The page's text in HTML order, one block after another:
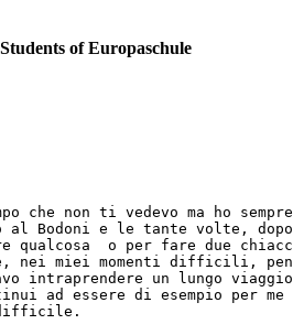
of Europaschule
che non ti vedevo ma ho
Bodoni e le tante volte,
qualcosa  o per fare due
nei miei momenti difficili,
intraprendere un lungo
essere di esempio per me
difficile.